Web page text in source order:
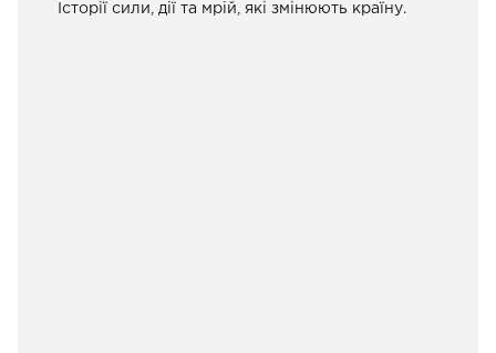
Історії сили, дії та мрій, які змінюють країну.